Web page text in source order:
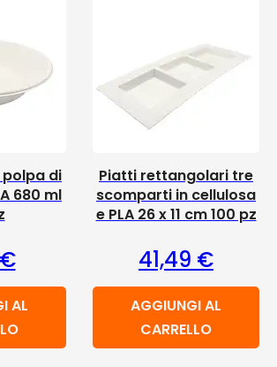
di
680 ml
€
AL
Piatti rettangolari tre
scomparti in cellulosa
e PLA 26 x 11 cm 100 pz
41,49 €
AGGIUNGI AL
CARRELLO